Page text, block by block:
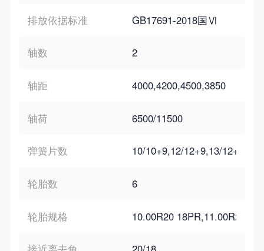
排放依据标准 GB17691-2018国Ⅵ
轴数 2
轴距 4000,4200,4500,3850
轴荷 6500/11500
弹簧片数 10/10+9,12/12+9,13/12+9
轮胎数 6
轮胎规格 10.00R20 18PR,11.00R20